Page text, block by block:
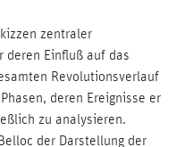
zentraler
deren Einfluß auf das
Revolutionsverlauf
deren Ereignisse er
zu analysieren.
der Darstellung der